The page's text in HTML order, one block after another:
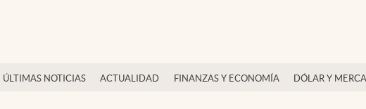
ÚLTIMAS NOTICIAS ACTUALIDAD FINANZAS Y ECONOMÍA DÓLAR Y
Actualidad